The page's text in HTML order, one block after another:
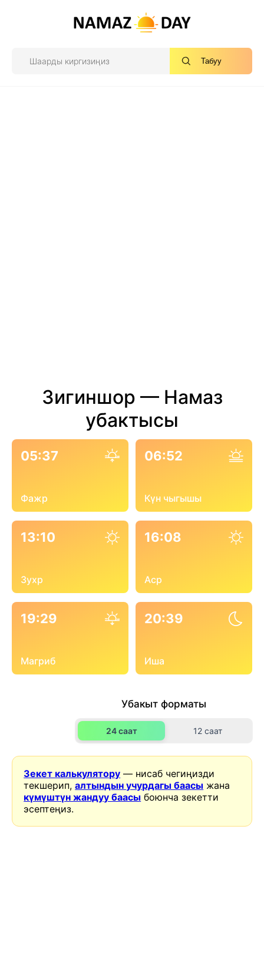
Табуу
Зигиншор — Намаз
убактысы
05:37
Фажр
06:52
Күн чыгышы
13:10
Зухр
16:08
Аср
19:29
Магриб
20:39
Иша
Убакыт форматы
24 саат 12 саат
Зекет калькулятору — нисаб чегиңизди
текшерип,алтындын учурдагы баасы жана
күмүштүн жандуу баасы боюнча зекетти
эсептеңиз.